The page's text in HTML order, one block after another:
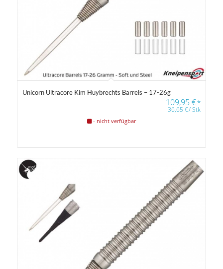
Unicorn Ultracore Kim Huybrechts Barrels – 17-26g
109,95€*
36,65€/Stk
- nicht verfügbar